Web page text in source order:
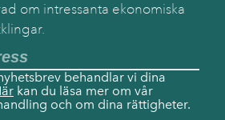
om intressanta ekonomiska
behandlar vi dina
kan du läsa mer om vår
och om dina rättigheter.